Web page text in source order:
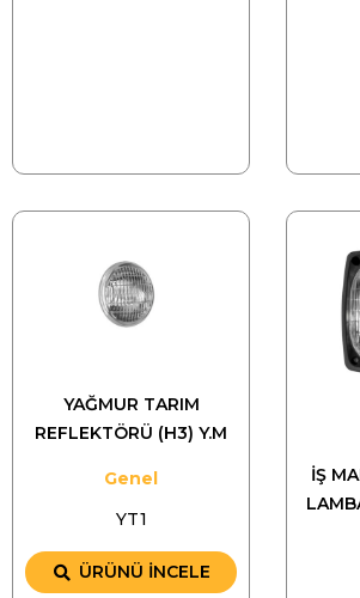
YAĞMUR TARIM
REFLEKTÖRÜ (H3) Y.M
Genel
YT1
ÜRÜNÜ İNCELE
İŞ